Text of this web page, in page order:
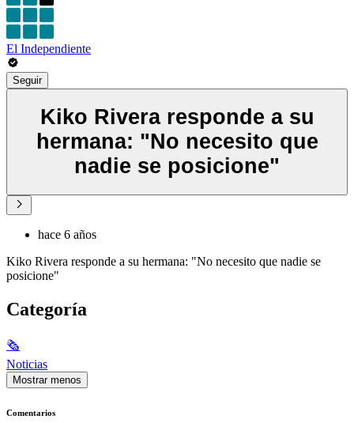
El Independiente
Seguir
Kiko Rivera responde a su
hermana: "No necesito que
nadie se posicione"
hace 6 años
Kiko Rivera responde a su hermana: "No necesito que nadie se
posicione"
Categoría
🗞
Noticias
Mostrar menos
Comentarios